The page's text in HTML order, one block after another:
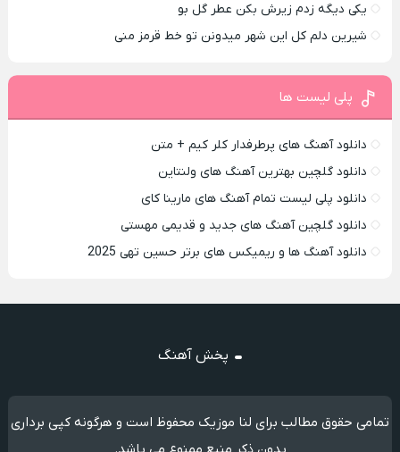
یکی دیگه زدم زیرش بکن عطر گل بو
شیرین دلم کل این شهر میدونن تو خط قرمز منی
پلی لیست ها
دانلود آهنگ های پرطرفدار کلر کیم + متن
دانلود گلچین بهترین آهنگ های ولنتاین
دانلود پلی لیست تمام آهنگ های مارینا کای
دانلود گلچین آهنگ های جدید و قدیمی مهستی
دانلود آهنگ ها و ریمیکس های برتر حسین تهی 2025
پخش آهنگ
تمامی حقوق مطالب برای لنا موزیک محفوظ است و هرگونه کپی برداری